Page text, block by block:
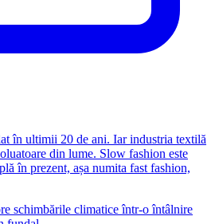
în ultimii 20 de ani. Iar industria textilă
din lume. Slow fashion este
în prezent, așa numita fast fashion,